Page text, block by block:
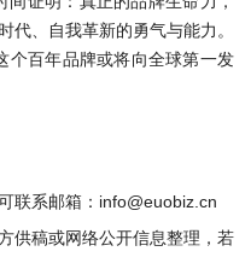
代、自我革新的勇气与能力。
个百年品牌或将向全球第一发
联系邮箱：info@euobiz.cn
供稿或网络公开信息整理，若